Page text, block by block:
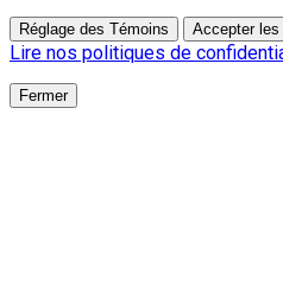
Réglage des Témoins Accepter les
Lire nos politiques de
Fermer